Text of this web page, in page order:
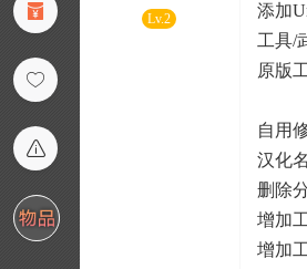
Lv.2
添加
工具/
原版
自用
汉化
删除
增加
增加